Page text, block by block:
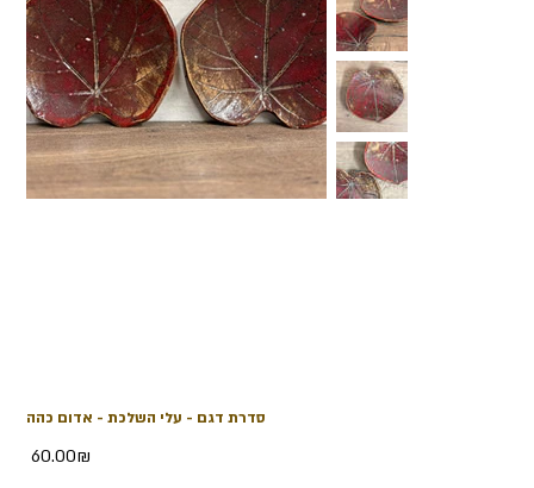
סדרת דגם - עלי השלכת - אדום כהה
Price
‏60.00 ‏₪